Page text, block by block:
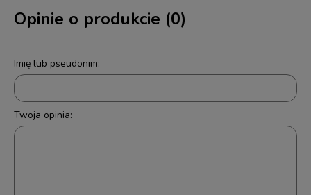
Opinie o produkcie (0)
Imię lub pseudonim:
Twoja opinia: